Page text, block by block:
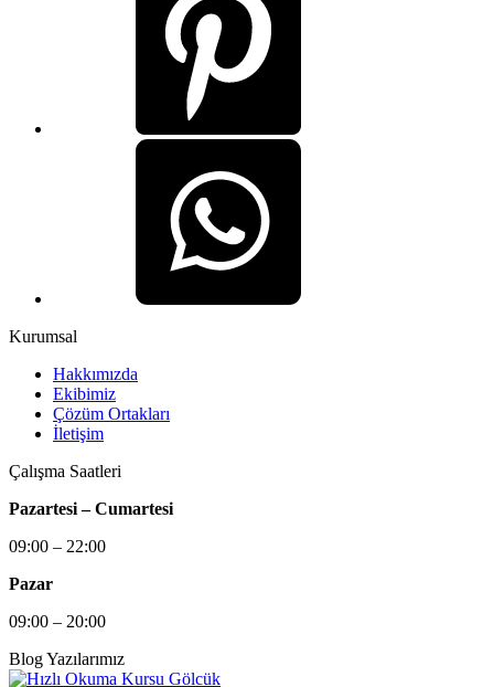
Kurumsal
Hakkımızda
Ekibimiz
Çözüm Ortakları
İletişim
Çalışma Saatleri
Pazartesi – Cumartesi
09:00 – 22:00
Pazar
09:00 – 20:00
Blog Yazılarımız